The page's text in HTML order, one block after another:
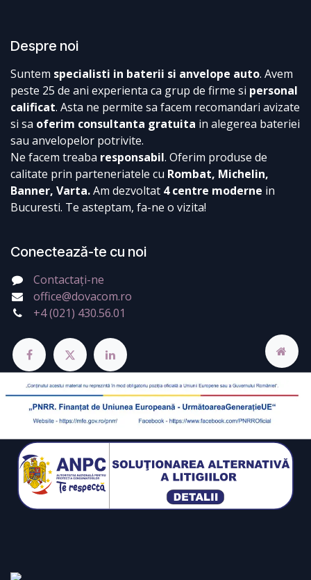
Despre noi
Suntem specialisti in baterii si anvelope auto. Avem
peste 25 de ani experienta ca grup de firme si personal
calificat. Asta ne permite sa facem recomandari avizate
si sa oferim consultanta gratuita in alegerea bateriei
sau anvelopelor potrivite.
Ne facem treaba responsabil. Oferim produse de
calitate prin parteneriatele cu Rombat, Michelin,
Banner, Varta.Am dezvoltat 4 centre moderne in
Bucuresti. Te asteptam, fa-ne o vizita!
Conectează-te cu noi
Contactați-ne
office@dovacom.ro
+4 (021) 430.56.01